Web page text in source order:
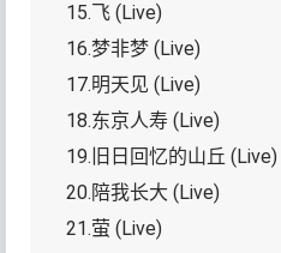
15.飞 (Live)
16.梦非梦 (Live)
17.明天见 (Live)
18.东京人寿 (Live)
19.旧日回忆的山丘 (Live)
20.陪我长大 (Live)
21.萤 (Live)